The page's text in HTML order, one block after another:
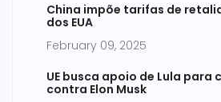
China impõe tarifas de
dos EUA
February 09, 2025
UE busca apoio de Lula
contra Elon Musk